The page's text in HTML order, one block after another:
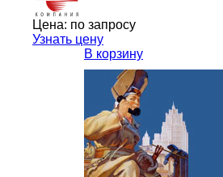
Цена: по запросу
Узнать цену
В корзину